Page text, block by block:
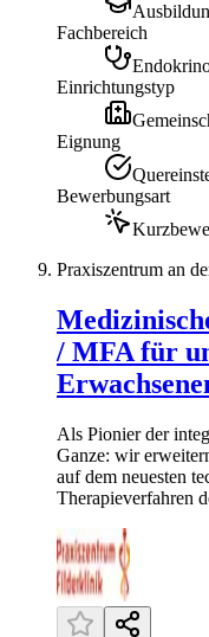
Fachbereich
Einrichtungstyp
Eignung
Bewerbungsart
Praxiszentrum an
/ MFA für
Als Pionier der
Ganze: wir
auf dem neuesten
Therapieverfahren